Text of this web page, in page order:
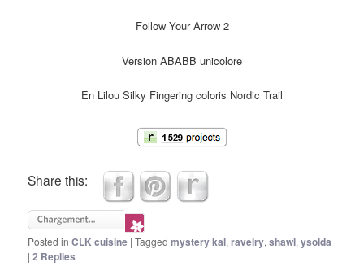
Follow Your Arrow 2
Version ABABB unicolore
En Lilou Silky Fingering coloris Nordic Trail
Share this:
Posted in CLK cuisine |Tagged mystery kal,ravelry,shawl,ysolda
|2 Replies